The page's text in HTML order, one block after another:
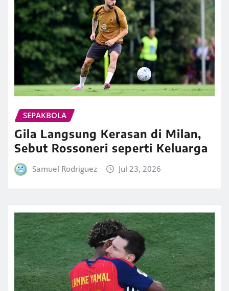
SEPAKBOLA
Gila Langsung Kerasan di Milan,
Sebut Rossoneri seperti Keluarga
Samuel Rodriguez Jul 23, 2026